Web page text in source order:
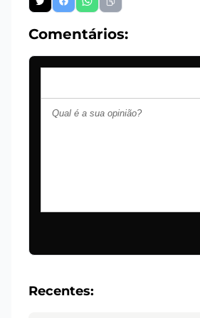
Comentários:
Recentes: